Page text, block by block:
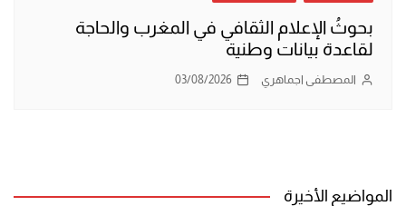
بحوثُ الإعلام الثقافي في المغرب والحاجة
لقاعدة بيانات وطنية
المصطفى اجماهري 03/08/2026
المواضيع الأخيرة